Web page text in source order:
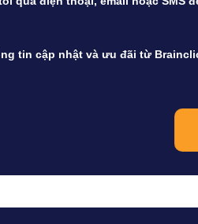
tin cập nhật và ưu đãi từ